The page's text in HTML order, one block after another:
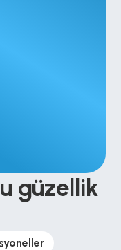
güzellik